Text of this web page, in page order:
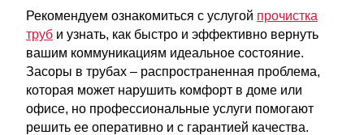
Рекомендуем ознакомиться с услугой прочистка
труб и узнать, как быстро и эффективно вернуть
вашим коммуникациям идеальное состояние.
Засоры в трубах – распространенная проблема,
которая может нарушить комфорт в доме или
офисе, но профессиональные услуги помогают
решить ее оперативно и с гарантией качества.